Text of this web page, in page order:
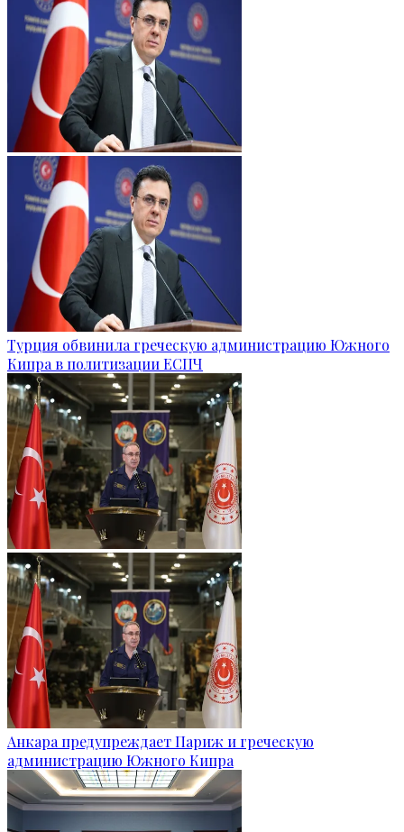
Турция обвинила греческую администрацию Южного
Кипра в политизации ЕСПЧ
Анкара предупреждает Париж и греческую
администрацию Южного Кипра